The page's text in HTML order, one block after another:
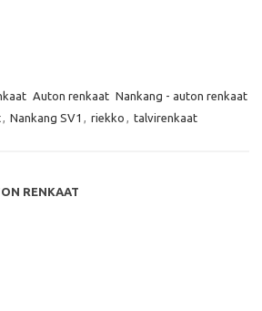
Auton renkaat Nankang - auton renkaat
Nankang SV1 riekko talvirenkaat
RENKAAT